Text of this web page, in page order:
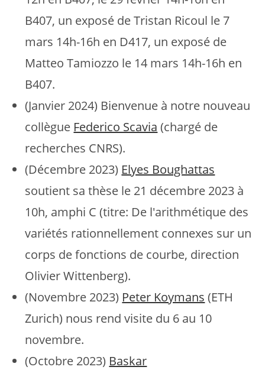
B407, un exposé de Tristan Ricoul le 7
mars 14h-16h en D417, un exposé de
Matteo Tamiozzo le 14 mars 14h-16h en
B407.
(Janvier 2024) Bienvenue à notre nouveau
collègue Federico Scavia (chargé de
recherches CNRS).
(Décembre 2023) Elyes Boughattas
soutient sa thèse le 21 décembre 2023 à
10h, amphi C (titre: De l'arithmétique des
variétés rationnellement connexes sur un
corps de fonctions de courbe, direction
Olivier Wittenberg).
(Novembre 2023) Peter Koymans (ETH
Zurich) nous rend visite du 6 au 10
novembre.
(Octobre 2023) Baskar